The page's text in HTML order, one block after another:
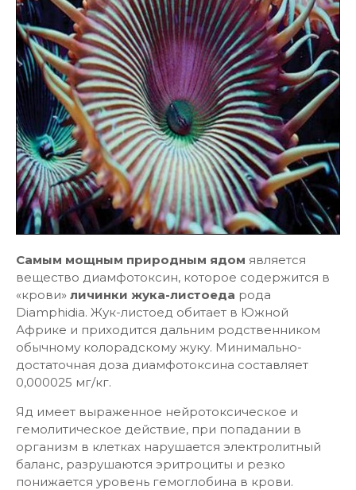
Самым мощным природным ядом является
вещество диамфотоксин, которое содержится в
«крови» личинки жука-листоеда рода
Diamphidia. Жук-листоед обитает в Южной
Африке и приходится дальним родственником
обычному колорадскому жуку. Минимально-
достаточная доза диамфотоксина составляет
0,000025 мг/кг.
Яд имеет выраженное нейротоксическое и
гемолитическое действие, при попадании в
организм в клетках нарушается электролитный
баланс, разрушаются эритроциты и резко
понижается уровень гемоглобина в крови.